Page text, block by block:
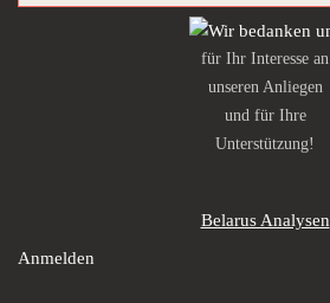
für Ihr Interesse an
unseren Anliegen
und für Ihre
Unterstützung!
Belarus Analysen
Anmelden